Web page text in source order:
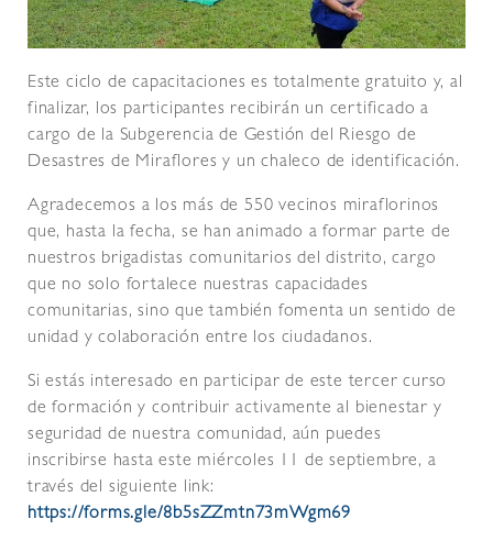
Este ciclo de capacitaciones es totalmente gratuito y, al
finalizar, los participantes recibirán un certificado a
cargo de la Subgerencia de Gestión del Riesgo de
Desastres de Miraflores y un chaleco de identificación.
Agradecemos a los más de 550 vecinos miraflorinos
que, hasta la fecha, se han animado a formar parte de
nuestros brigadistas comunitarios del distrito, cargo
que no solo fortalece nuestras capacidades
comunitarias, sino que también fomenta un sentido de
unidad y colaboración entre los ciudadanos.
Si estás interesado en participar de este tercer curso
de formación y contribuir activamente al bienestar y
seguridad de nuestra comunidad, aún puedes
inscribirse hasta este miércoles 11 de septiembre, a
través del siguiente link:
https://forms.gle/8b5sZZmtn73mWgm69